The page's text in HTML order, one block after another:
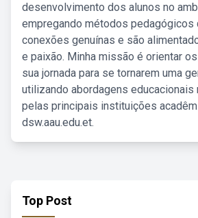
desenvolvimento dos alunos no
empregando métodos pedagógicos
conexões genuínas e são
e paixão. Minha missão é orientar
sua jornada para se tornarem uma
utilizando abordagens educacionais
pelas principais instituições
dsw.aau.edu.et.
Top Post